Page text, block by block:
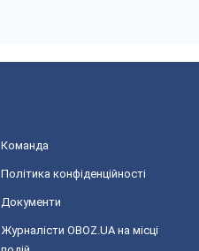
Команда
Політика конфіденційності
Документи
Журналісти OBOZ.UA на місці